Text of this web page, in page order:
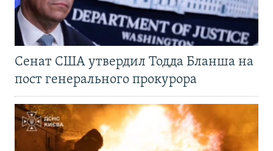
Сенат США утвердил Тодда Бланша на
пост генерального прокурора